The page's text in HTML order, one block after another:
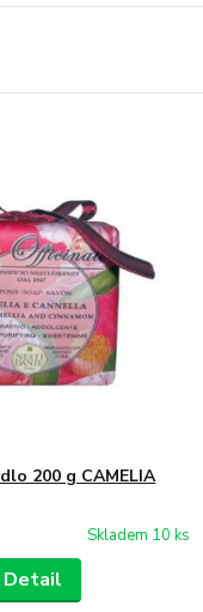
200 g CAMELIA
Skladem 10 ks
Detail